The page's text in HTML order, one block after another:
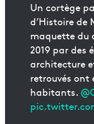
Un cortège
d’Histoire de
maquette du
2019 par des
architecture
retrouvés ont
habitants.